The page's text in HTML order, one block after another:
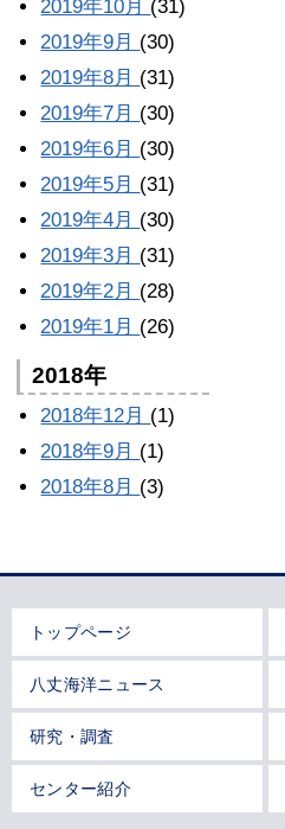
2019年10月 (31)
2019年9月 (30)
2019年8月 (31)
2019年7月 (30)
2019年6月 (30)
2019年5月 (31)
2019年4月 (30)
2019年3月 (31)
2019年2月 (28)
2019年1月 (26)
2018年
2018年12月 (1)
2018年9月 (1)
2018年8月 (3)
トップページ
八丈海洋ニュース
研究・調査
センター紹介